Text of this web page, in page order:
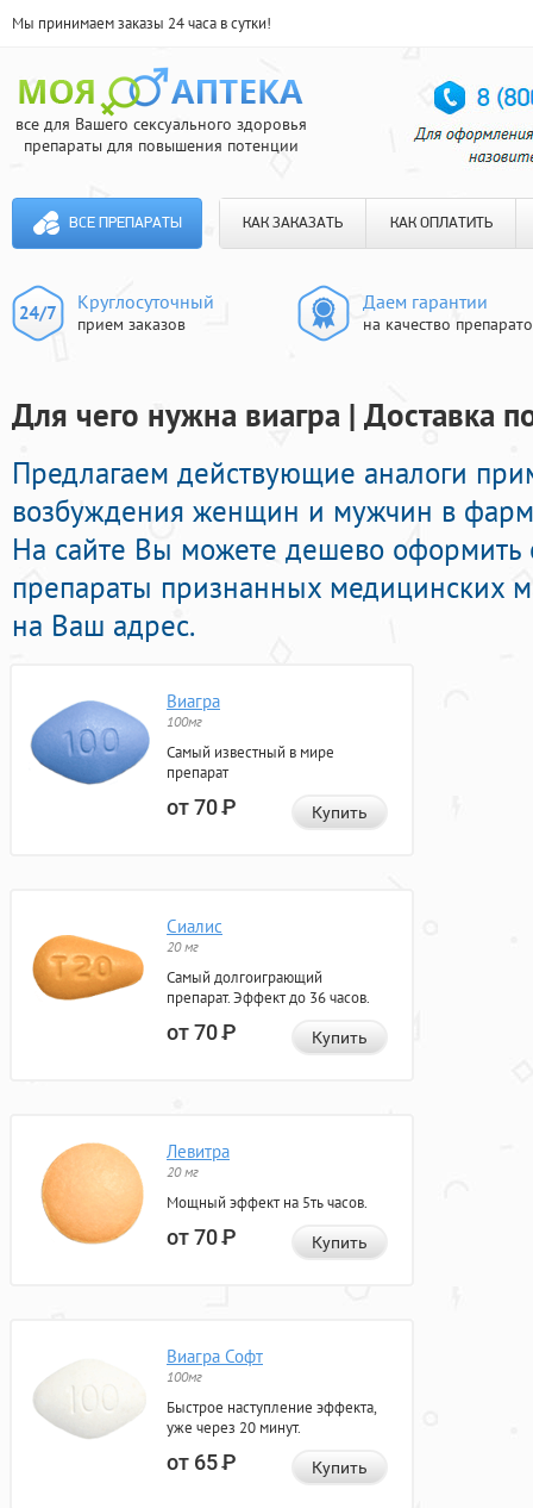
Мы принимаем заказы 24 часа в сутки!
все для Вашего сексуального здоровья
препараты для повышения потенции
ВСЕ ПРЕПАРАТЫ КАК ЗАКАЗАТЬ КАК ОПЛАТИТЬ
Круглосуточный
прием заказов
Даем гарантии
на качество
Для чего нужна виагра | Доставка
Предлагаем действующие аналоги
возбуждения женщин и мужчин в
На сайте Вы можете дешево
препараты признанных медицинских
на Ваш адрес.
Виагра
100мг
Самый известный в мире
препарат
от 70Р Купить
Сиалис
20 мг
Самый долгоиграющий
препарат. Эффект до 36 часов.
от 70Р Купить
Левитра
20 мг
Мощный эффект на 5ть часов.
от 70Р Купить
Виагра Софт
100мг
Быстрое наступление эффекта,
уже через 20 минут.
от 65Р Купить